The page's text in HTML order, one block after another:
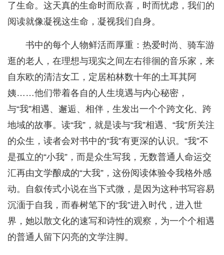
了生命。这天真的生命时而欣喜，时而忧虑，我们的
阅读就像凝视这生命，凝视我们自身。
书中的每个人物鲜活而厚重：热爱时尚、骑车游
逛的老人，在理想与现实之间左右徘徊的音乐家，来
自东欧的清洁女工，定居柏林数十年的土耳其阿
姨……他们带着各自的人生境遇与内心秘密，
与“我”相遇、邂逅、相伴，生发出一个个跨文化、跨
地域的故事。读“我”，就是读与“我”相遇、“我”所关注
的众生，读者会对书中的“我”有更深的认识。“我”不
是孤立的“小我”，而是众生写我，无数普通人命运交
汇再由文学酿成的“大我”，这份阅读体验令我格外感
动。自叙传式小说在当下式微，是因为这种书写容易
沉湎于自我，而春树笔下的“我”进入时代，进入世
界，她以散文化的速写和诗性的观察，为一个个相遇
的普通人留下闪亮的文学注脚。